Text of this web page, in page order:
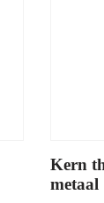
Kern
metaal